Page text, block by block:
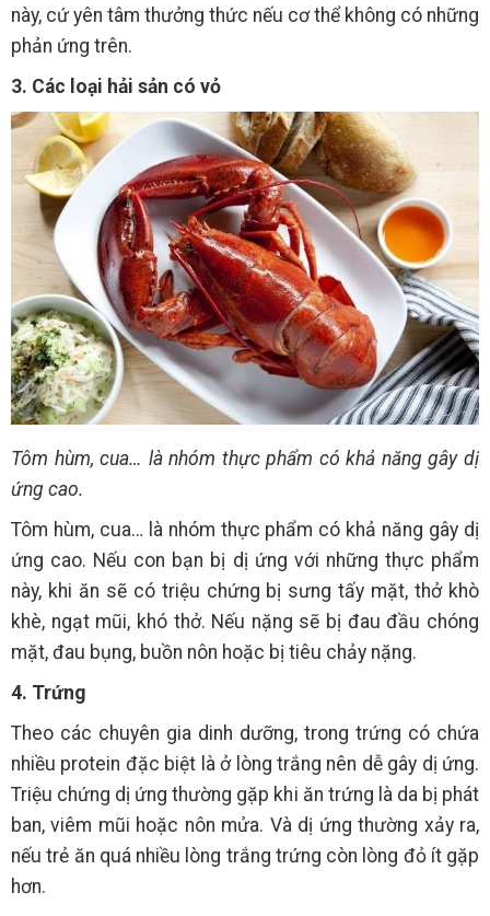
này, cứ yên tâm thưởng thức nếu cơ thể không có những
phản ứng trên.
3. Các loại hải sản có vỏ
Tôm hùm, cua… là nhóm thực phẩm có khả năng gây dị
ứng cao.
Tôm hùm, cua… là nhóm thực phẩm có khả năng gây dị
ứng cao. Nếu con bạn bị dị ứng với những thực phẩm
này, khi ăn sẽ có triệu chứng bị sưng tấy mặt, thở khò
khè, ngạt mũi, khó thở. Nếu nặng sẽ bị đau đầu chóng
mặt, đau bụng, buồn nôn hoặc bị tiêu chảy nặng.
4. Trứng
Theo các chuyên gia dinh dưỡng, trong trứng có chứa
nhiều protein đặc biệt là ở lòng trắng nên dễ gây dị ứng.
Triệu chứng dị ứng thường gặp khi ăn trứng là da bị phát
ban, viêm mũi hoặc nôn mửa. Và dị ứng thường xảy ra,
nếu trẻ ăn quá nhiều lòng trắng trứng còn lòng đỏ ít gặp
hơn.